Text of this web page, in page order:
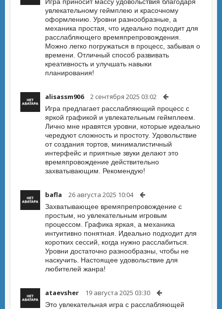
увлекательному геймплею и красочному
оформлению. Уровни разнообразные, а
механика простая, что идеально подходит для
расслабляющего времяпрепровождения.
Можно легко погружаться в процесс, забывая о
времени. Отличный способ развивать
креативность и улучшать навыки
планирования!
alisassm906 2 сентября 2025 03:02
Игра предлагает расслабляющий процесс с
яркой графикой и увлекательным геймплеем.
Лично мне нравятся уровни, которые идеально
чередуют сложность и простоту. Удовольствие
от создания тортов, минималистичный
интерфейс и приятные звуки делают это
времяпровождение действительно
захватывающим. Рекомендую!
bafla 26 августа 2025 10:04
Захватывающее времяпрепровождение с
простым, но увлекательным игровым
процессом. Графика яркая, а механика
интуитивно понятная. Идеально подходит для
коротких сессий, когда нужно расслабиться.
Уровни достаточно разнообразны, чтобы не
наскучить. Настоящее удовольствие для
любителей жанра!
ataevsher 19 августа 2025 03:30
Это увлекательная игра с расслабляющей